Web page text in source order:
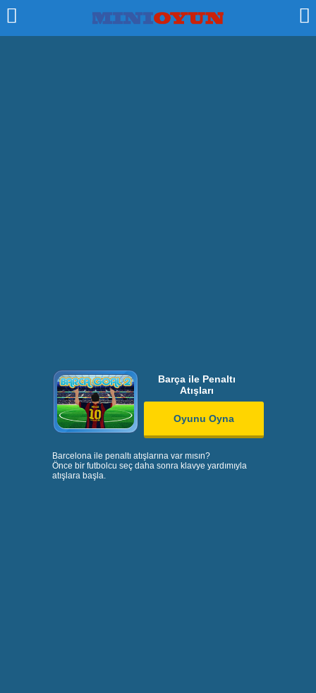
Barça ile Penaltı
Atışları
Oyunu Oyna
Barcelona ile penaltı atışlarına var mısın?
Önce bir futbolcu seç daha sonra klavye yardımıyla
atışlara başla.